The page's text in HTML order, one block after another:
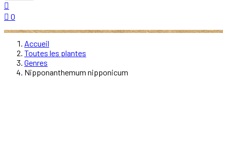

 0
Accueil
Toutes les plantes
Genres
Nipponanthemum nipponicum